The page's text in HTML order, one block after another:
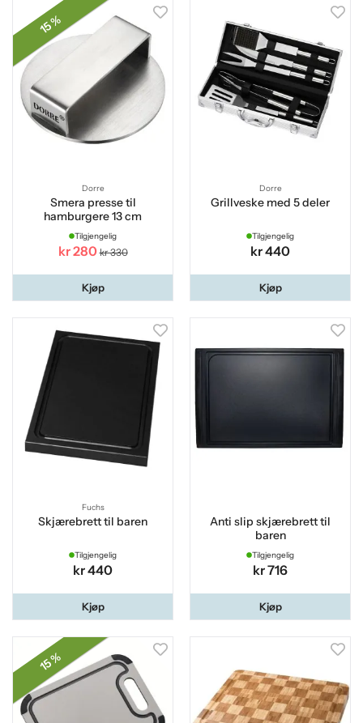
15 %
Dorre
Smera presse til
hamburgere 13 cm
Tilgjengelig
kr 280 kr 330
Kjøp
Dorre
Grillveske med 5 deler
Tilgjengelig
kr 440
Kjøp
Fuchs
Skjærebrett til baren
Tilgjengelig
kr 440
Kjøp
Anti slip skjærebrett til
baren
Tilgjengelig
kr 716
Kjøp
15 %